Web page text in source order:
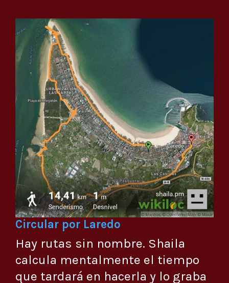
Circular por Laredo
Hay rutas sin nombre. Shaila
calcula mentalmente el tiempo
que tardará en hacerla y lo graba